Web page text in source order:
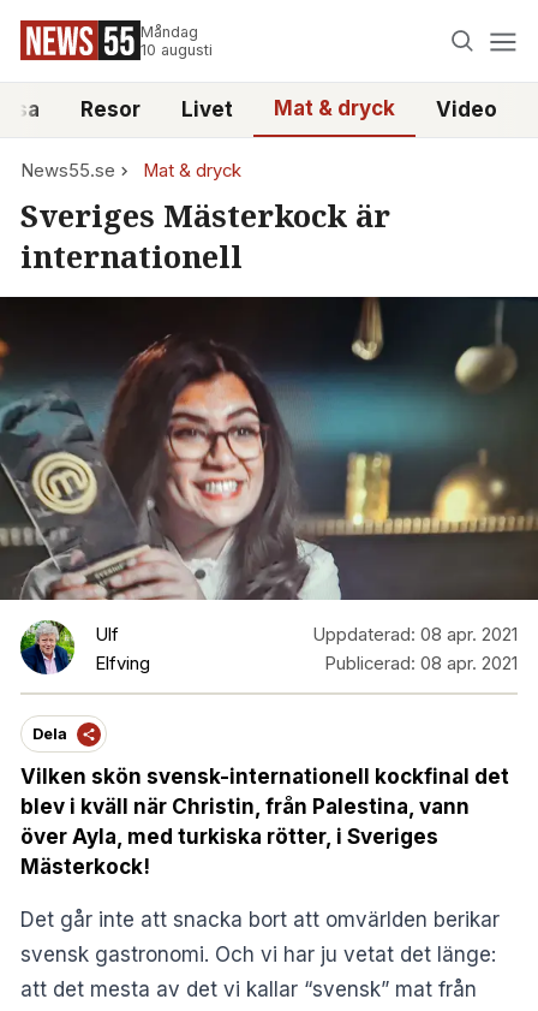
Måndag
10 augusti
Resor Livet Mat & dryck Video
News55.se Mat & dryck
Sveriges Mästerkock är
internationell
Ulf
Elfving
Uppdaterad: 08 apr. 2021
Publicerad: 08 apr. 2021
Dela
Vilken skön svensk-internationell kockfinal det
blev i kväll när Christin, från Palestina, vann
över Ayla, med turkiska rötter, i Sveriges
Mästerkock!
Det går inte att snacka bort att omvärlden berikar
svensk gastronomi. Och vi har ju vetat det länge:
att det mesta av det vi kallar “svensk” mat från